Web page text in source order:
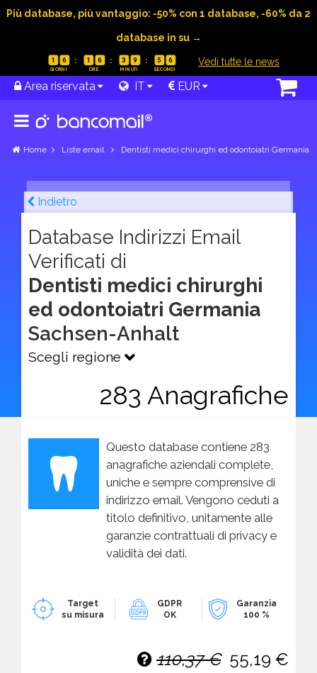
Più database, più vantaggio: -50% con 1 database, -60% da 2
database in su →
1 6 1 6 3 9 5 5 Vedi tutte le news
Area riservata IT EUR
Home Liste email Dentisti medici chirurghi ed odontoiatri Germania
Indietro
Database Indirizzi Email
Verificati di
Dentisti medici chirurghi
ed odontoiatri Germania
Sachsen-Anhalt
Scegli regione
283 Anagrafiche
Questo database contiene 283
anagrafiche aziendali complete,
uniche e sempre comprensive di
indirizzo email. Vengono ceduti a
titolo definitivo, unitamente alle
garanzie contrattuali di privacy e
validità dei dati.
Target
su misura
GDPR
OK
Garanzia
100 %
110,37 € 55,19 €